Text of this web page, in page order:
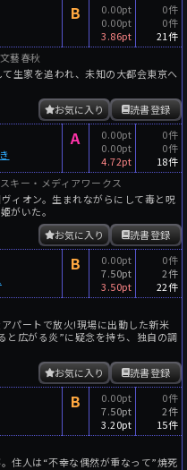
B
0.00pt
0.00pt
3.86pt
0件
0件
21件
藝春秋
生家を追われ、未知の大都会東京へ
読書登録
お気に入り
A
0.00pt
0.00pt
4.72pt
0件
0件
18件
キー・メディアワークス
ィオン。生まれながらにして毒と呪
がいた。
読書登録
お気に入り
B
0.00pt
7.50pt
3.50pt
0件
2件
22件
パートで放火!現場に出動した新米
と広がる炎”に疑念を持ち、独自の調
読書登録
お気に入り
B
0.00pt
7.50pt
3.20pt
0件
2件
15件
住人は“不幸な偶然が重なって”焼死